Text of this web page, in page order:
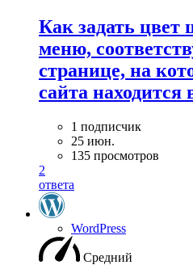
Как задать цвет
меню,
странице, на
сайта
1 подписчик
25 июн.
135 просмотров
2
ответа
WordPress
Средний